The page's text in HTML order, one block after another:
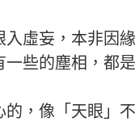
虛妄，本非因
些的塵相，都
，像「天眼」